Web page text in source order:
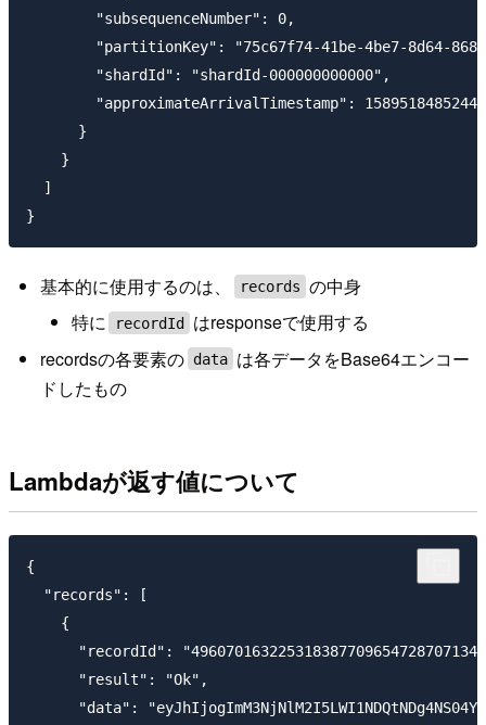
        "subsequenceNumber": 0,
"partitionKey": "75c67f74-41be-4be7-8d64-
        "shardId": "shardId-000000000000",
        "approximateArrivalTimestamp": 1589518485244
      }
    }
  ]
基本的に使用するのは、 records の中身
特に
recordId はresponseで使用する
recordsの各要素の data は各データをBase64エンコー
ドしたもの
Lambdaが返す値について
{
  "records": [
    {
"recordId":
      "result": "Ok",
"data":